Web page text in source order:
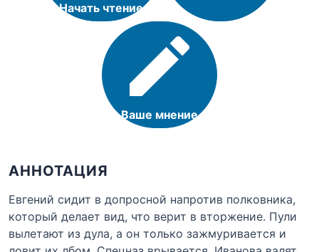
Начать чтение
Ваше мнение
АННОТАЦИЯ
Евгений сидит в допросной напротив полковника,
который делает вид, что верит в вторжение. Пули
вылетают из дула, а он только зажмуривается и